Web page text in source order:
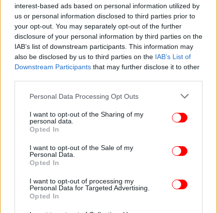
interest-based ads based on personal information utilized by
us or personal information disclosed to third parties prior to
your opt-out. You may separately opt-out of the further
disclosure of your personal information by third parties on the
IAB’s list of downstream participants. This information may
also be disclosed by us to third parties on the IAB’s List of
Downstream Participants that may further disclose it to other
Please note that this website/app uses one or more Google
not limited to your visit or usage behaviour. You may click to
grant or deny consent to Google and its third-party tags to
use your data for below specified purposes in below Google
consent section.
Personal Data Processing Opt Outs
I want to opt-out of the Sharing of my
personal data.
Opted In
I want to opt-out of the Sale of my
Personal Data.
Opted In
I want to opt-out of processing my
Personal Data for Targeted Advertising.
Opted In
ΖΩΗ 20/05/2023 15:11
Αγνώριστος ο Ντάνιελ Ντέι Λιούις -Εθεάθη για
πρώτη φορά μετά από τέσσερα χρόνια
STORIES 26/04/2022 14:36